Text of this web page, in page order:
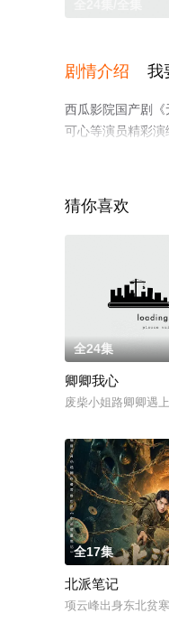
剧情介绍 我
西瓜影院国产剧
可心等演员精彩
视剧提前免费观
猜你喜欢
全24集
卿卿我心
废柴小姐路卿卿遇
全17集
北派笔记
项云峰出身东北贫